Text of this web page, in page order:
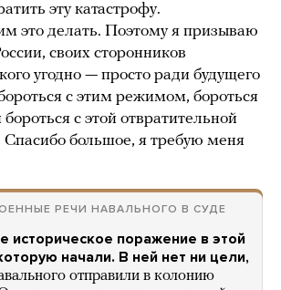
эту катастрофу.
это делать. Поэтому я призываю
своих сторонников
угодно — просто ради будущего
с этим режимом, бороться
с этой отвратительной
большое, я требую меня
РЕЧИ НАВАЛЬНОГО В СУДЕ
историческое поражение в этой
начали. В ней нет ни цели,
отправили в колонию